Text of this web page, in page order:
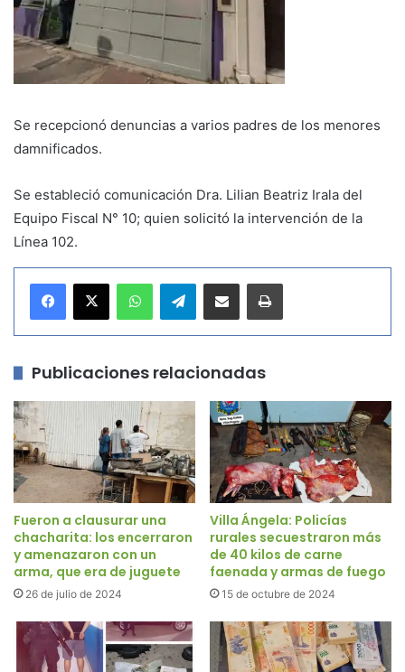
Se recepcionó denuncias a varios padres de los menores
damnificados.
Se estableció comunicación Dra. Lilian Beatriz Irala del
Equipo Fiscal N° 10; quien solicitó la intervención de la
Línea 102.
Telegram
Publicaciones relacionadas
Fueron a clausurar una
chacharita: los encerraron
y amenazaron con un
arma, que era de juguete
26 de julio de 2024
Villa Ángela: Policías
rurales secuestraron más
de 40 kilos de carne
faenada y armas de fuego
15 de octubre de 2024